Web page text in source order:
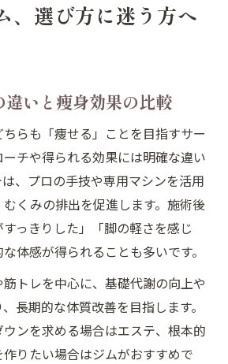
、選び方に迷う方へ
いと痩身効果の比較
らも「痩せる」ことを目指すサー
チや得られる効果には明確な違い
、プロの手技や専用マシンを活用
くみの排出を促進します。施術後
っきりした」「脚の軽さを感じ
体感が得られることも多いです。
トレを中心に、基礎代謝の向上や
長期的な体質改善を目指します。
ンを求める場合はエステ、根本的
りたい場合はジムがおすすめで